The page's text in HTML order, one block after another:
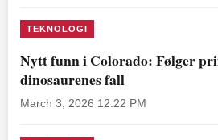
TEKNOLOGI
Nytt funn i Colorado: Følger
dinosaurenes fall
March 3, 2026 12:22 PM